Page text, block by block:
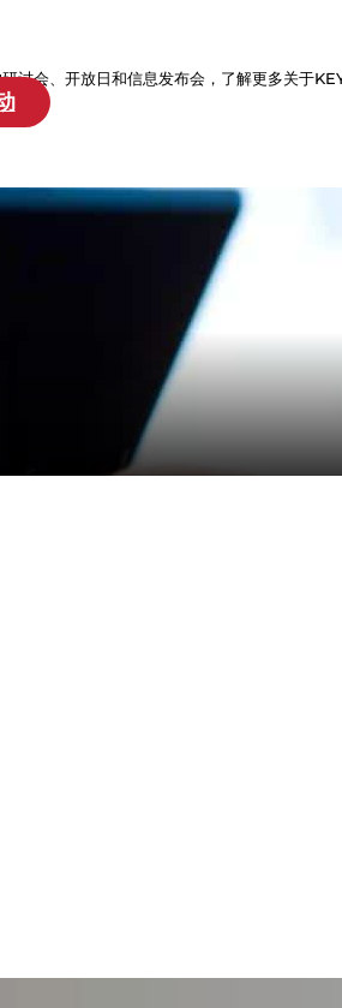
讨会、开放日和信息发布会，了解更多关于